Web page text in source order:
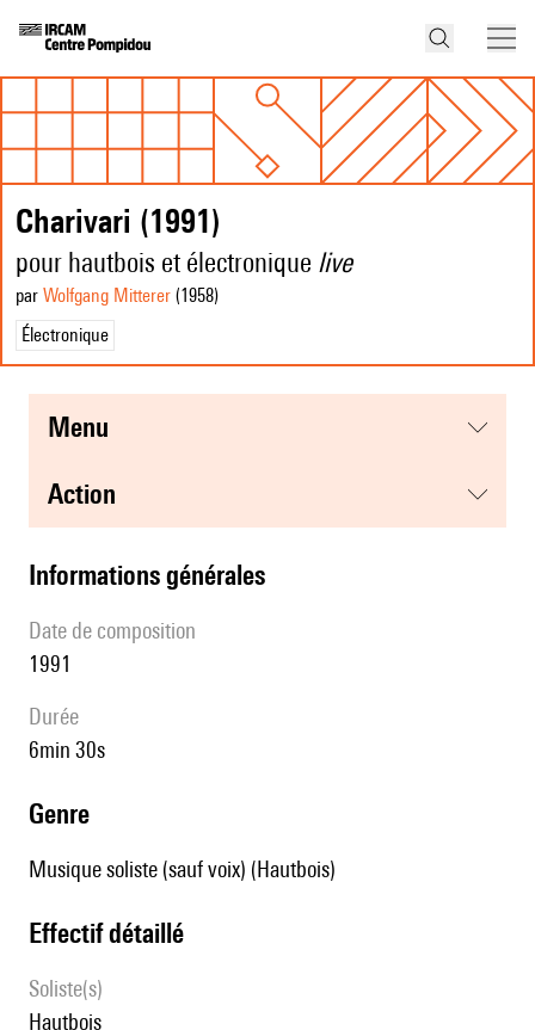
Charivari (1991)
pour hautbois et électronique live
par Wolfgang Mitterer (1958)
Électronique
menu
action
informations générales
date de composition
1991
durée
6min 30s
genre
Musique soliste (sauf voix) (Hautbois)
effectif détaillé
Soliste(s)
hautbois